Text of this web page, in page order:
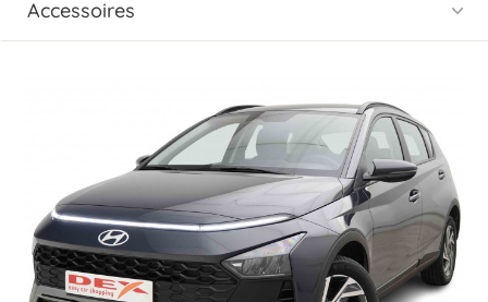
Accessoires